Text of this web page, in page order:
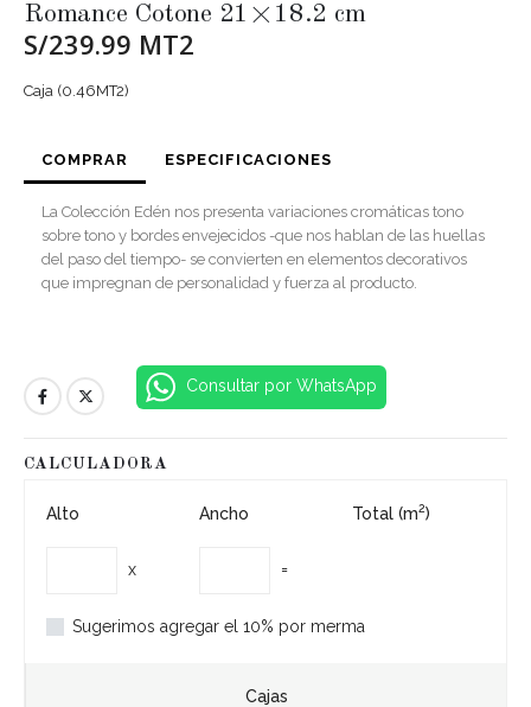
Romance Cotone 21×18.2 cm
S/239.99 MT2
Caja (0.46MT2)
COMPRAR ESPECIFICACIONES
La Colección Edén nos presenta variaciones cromáticas tono
sobre tono y bordes envejecidos -que nos hablan de las huellas
del paso del tiempo- se convierten en elementos decorativos
que impregnan de personalidad y fuerza al producto.
Consultar por WhatsApp
CALCULADORA
Alto Ancho Total (m2)
x =
Sugerimos agregar el 10% por merma
Cajas